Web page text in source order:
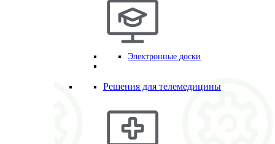
Электронные доски
Решения для телемедицины